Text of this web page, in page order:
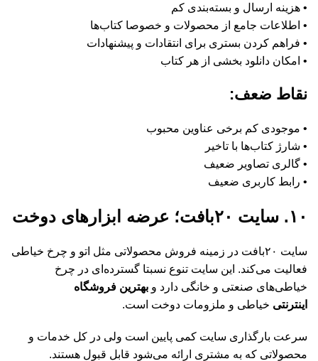
• هزینه ارسال و بسته‌بندی کم
• اطلاعات جامع از محصولات و خصوصا کتاب‌ها
• فراهم کردن بستری برای انتقادات و پیشنهادات
• امکان دانلود بخشی از هر کتاب
نقاط ضعف:
• موجودی کم برخی عناوین محبوب
• شارژ کتاب‌ها با تاخیر
• گالری تصاویر ضعیف
• رابط کاربری ضعیف
۱۰. سایت ۲۰بافت؛ عرضه ابزارهای دوخت
سایت ۲۰بافت در زمینه فروش محصولاتی مثل اتو و چرخ خیاطی
فعالیت می‌کند. این سایت تنوع نسبتا گسترده‌ای در چرخ
خیاطی‌های صنعتی و خانگی دارد و بهترین فروشگاه
اینترنتی خیاطی و ملزومات دوخت است.
سرعت بارگذاری سایت کمی پایین است ولی در کل خدمات و
محصولاتی که به مشتری ارائه می‌شود قابل قبول هستند.